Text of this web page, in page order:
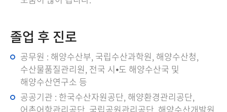
졸업 후 진로
공무원 : 해양수산부, 국립수산과학원, 해양수산청,
수산물품질관리원, 전국 시⦁도 해양수산국 및
해양수산연구소 등
공공기관 : 한국수산자원공단, 해양환경관리공단,
어촌어항관리공단, 국립공원관리공단, 해양수산개발원,